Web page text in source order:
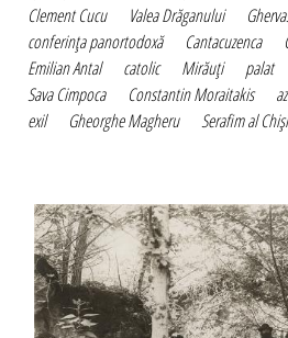
Clement Cucu
Valea Drăganului
conferinţa panortodoxă
Cantacuzenca
Emilian Antal
catolic Mirăuţi palat
Sava Cimpoca
Constantin Moraitakis
exil
Gheorghe Magheru Serafim al